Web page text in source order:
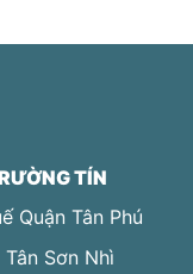
has
may
chosen
TÍN
Quận Tân Phú
Sơn Nhì